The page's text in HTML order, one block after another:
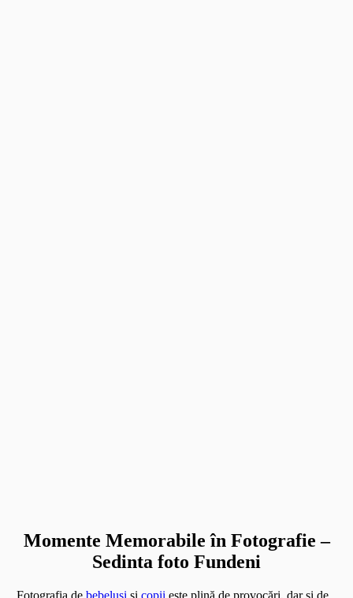
Momente Memorabile în Fotografie –
Sedinta foto Fundeni
Fotografia debebeluși șicopii este plină de provocări, dar și de